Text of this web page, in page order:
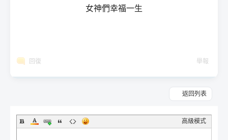
女神們幸福一生
回復 舉報
返回列表
高級模式